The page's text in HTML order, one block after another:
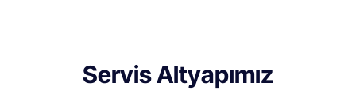
Servis Altyapımız